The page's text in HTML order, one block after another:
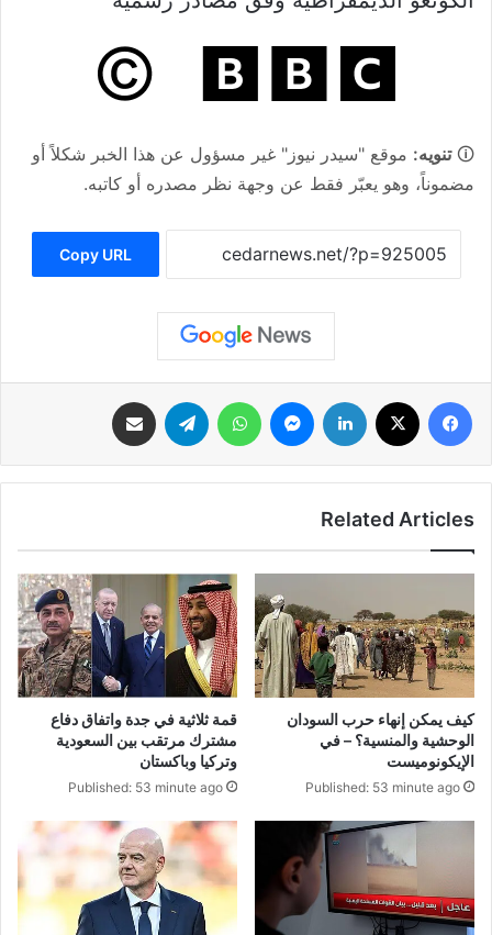
🛈تنويه: موقع "سيدر نيوز" غير مسؤول عن هذا الخبر شكلاً أو
مضموناً، وهو يعبّر فقط عن وجهة نظر مصدره أو كاتبه.
Copy URL
فيسبوك لينكدإن ماسنجر واتساب تيلقرام
Related Articles
كيف يمكن إنهاء حرب السودان
الوحشية والمنسية؟ – في
الإيكونوميست
Published: 53 minute ago
قمة ثلاثية في جدة واتفاق دفاع
مشترك مرتقب بين السعودية
وتركيا وباكستان
Published: 53 minute ago